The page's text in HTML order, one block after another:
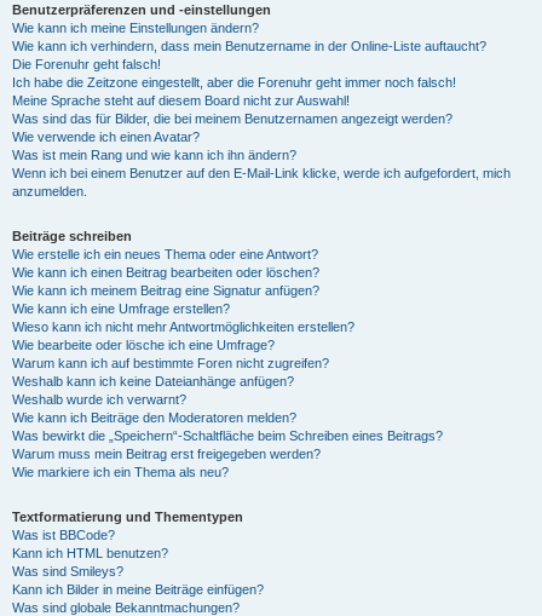
Benutzerpräferenzen und -einstellungen
Wie kann ich meine Einstellungen ändern?
Wie kann ich verhindern, dass mein Benutzername in der Online-Liste auftaucht?
Die Forenuhr geht falsch!
Ich habe die Zeitzone eingestellt, aber die Forenuhr geht immer noch falsch!
Meine Sprache steht auf diesem Board nicht zur Auswahl!
Was sind das für Bilder, die bei meinem Benutzernamen angezeigt werden?
Wie verwende ich einen Avatar?
Was ist mein Rang und wie kann ich ihn ändern?
Wenn ich bei einem Benutzer auf den E-Mail-Link klicke, werde ich aufgefordert, mich
anzumelden.
Beiträge schreiben
Wie erstelle ich ein neues Thema oder eine Antwort?
Wie kann ich einen Beitrag bearbeiten oder löschen?
Wie kann ich meinem Beitrag eine Signatur anfügen?
Wie kann ich eine Umfrage erstellen?
Wieso kann ich nicht mehr Antwortmöglichkeiten erstellen?
Wie bearbeite oder lösche ich eine Umfrage?
Warum kann ich auf bestimmte Foren nicht zugreifen?
Weshalb kann ich keine Dateianhänge anfügen?
Weshalb wurde ich verwarnt?
Wie kann ich Beiträge den Moderatoren melden?
Was bewirkt die „Speichern“-Schaltfläche beim Schreiben eines Beitrags?
Warum muss mein Beitrag erst freigegeben werden?
Wie markiere ich ein Thema als neu?
Textformatierung und Thementypen
Was ist BBCode?
Kann ich HTML benutzen?
Was sind Smileys?
Kann ich Bilder in meine Beiträge einfügen?
Was sind globale Bekanntmachungen?